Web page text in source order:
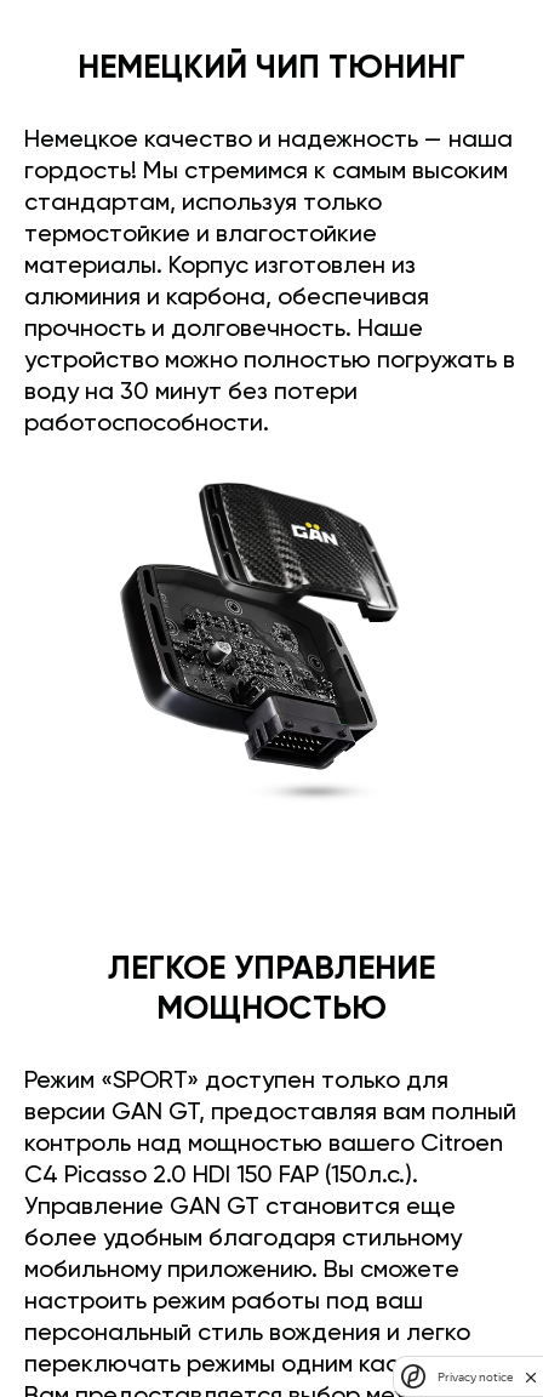
НЕМЕЦКИЙ ЧИП ТЮНИНГ
Немецкое качество и надежность — наша
гордость! Мы стремимся к самым высоким
стандартам, используя только
термостойкие и влагостойкие
материалы. Корпус изготовлен из
алюминия и карбона, обеспечивая
прочность и долговечность. Наше
устройство можно полностью погружать в
воду на 30 минут без потери
работоспособности.
ЛЕГКОЕ УПРАВЛЕНИЕ
МОЩНОСТЬЮ
Режим «SPORT» доступен только для
версии GAN GT, предоставляя вам полный
контроль над мощностью вашего Citroen
C4 Picasso 2.0 HDI 150 FAP (150л.с.).
Управление GAN GT становится еще
более удобным благодаря стильному
мобильному приложению. Вы сможете
настроить режим работы под ваш
персональный стиль вождения и легко
переключать режимы одним касанием.Privacy notice